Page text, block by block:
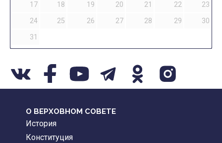
17
18 19 20 21 22
23
24
25 26 27 28 29
30
31
О ВЕРХОВНОМ СОВЕТЕ
История
Конституция